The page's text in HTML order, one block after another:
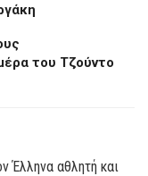
του Τζούντο
Έλληνα αθλητή και